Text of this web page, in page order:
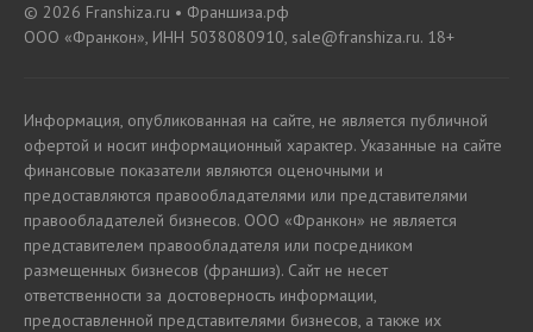
© 2026 Franshiza.ru • Франшиза.рф
ООО «Франкон», ИНН 5038080910, sale@franshiza.ru. 18+
Информация, опубликованная на сайте, не является публичной
офертой и носит информационный характер. Указанные на сайте
финансовые показатели являются оценочными и
предоставляются правообладателями или представителями
правообладателей бизнесов. ООО «Франкон» не является
представителем правообладателя или посредником
размещенных бизнесов (франшиз). Сайт не несет
ответственности за достоверность информации,
предоставленной представителями бизнесов, а также их